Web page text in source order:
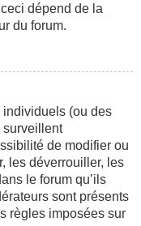
dépend de la
du forum.
individuels (ou des
surveillent
de modifier ou
les déverrouiller, les
le forum qu’ils
sont présents
règles imposées sur